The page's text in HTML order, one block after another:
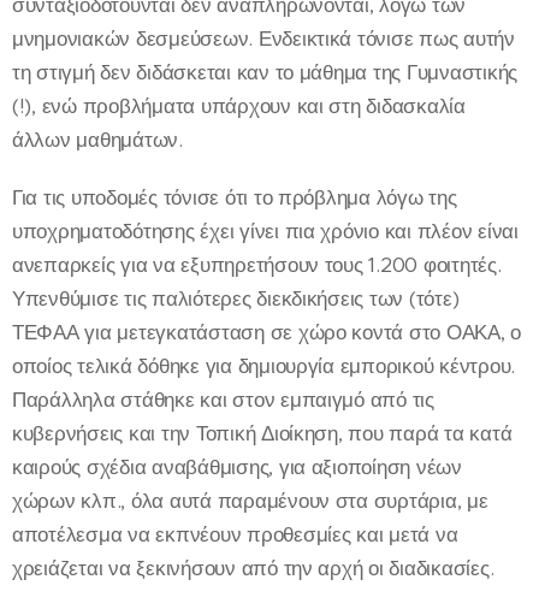
μνημονιακών δεσμεύσεων. Ενδεικτικά τόνισε πως αυτήν
τη στιγμή δεν διδάσκεται καν το μάθημα της Γυμναστικής
(!), ενώ προβλήματα υπάρχουν και στη διδασκαλία
άλλων μαθημάτων.
Για τις υποδομές τόνισε ότι το πρόβλημα λόγω της
υποχρηματοδότησης έχει γίνει πια χρόνιο και πλέον είναι
ανεπαρκείς για να εξυπηρετήσουν τους 1.200 φοιτητές.
Υπενθύμισε τις παλιότερες διεκδικήσεις των (τότε)
ΤΕΦΑΑ για μετεγκατάσταση σε χώρο κοντά στο ΟΑΚΑ, ο
οποίος τελικά δόθηκε για δημιουργία εμπορικού κέντρου.
Παράλληλα στάθηκε και στον εμπαιγμό από τις
κυβερνήσεις και την Τοπική Διοίκηση, που παρά τα κατά
καιρούς σχέδια αναβάθμισης, για αξιοποίηση νέων
χώρων κλπ., όλα αυτά παραμένουν στα συρτάρια, με
αποτέλεσμα να εκπνέουν προθεσμίες και μετά να
χρειάζεται να ξεκινήσουν από την αρχή οι διαδικασίες.